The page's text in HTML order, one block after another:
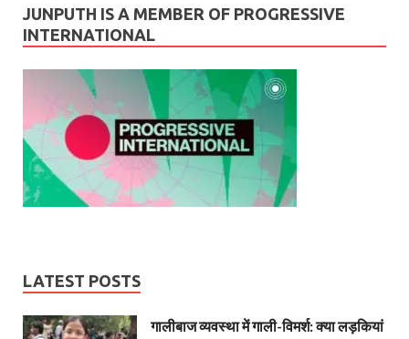
JUNPUTH IS A MEMBER OF PROGRESSIVE
INTERNATIONAL
LATEST POSTS
गालीबाज व्‍यवस्‍था में गाली-विमर्श: क्या लड़कियां